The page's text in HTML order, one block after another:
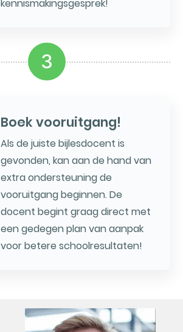
kennismakingsgesprek!
3
Boek vooruitgang!
Als de juiste bijlesdocent is
gevonden, kan aan de hand van
extra ondersteuning de
vooruitgang beginnen. De
docent begint graag direct met
een gedegen plan van aanpak
voor betere schoolresultaten!